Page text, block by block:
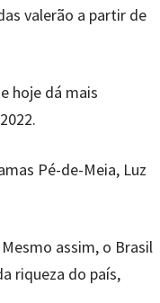
valerão a partir de
hoje dá mais
Pé-de-Meia, Luz
assim, o Brasil
riqueza do país,